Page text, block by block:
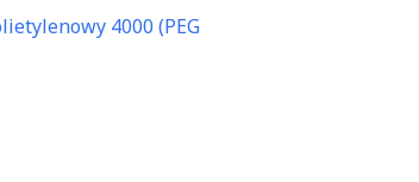
4000 (PEG